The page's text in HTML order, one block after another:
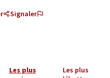
Signaler
Les plus
Les plus